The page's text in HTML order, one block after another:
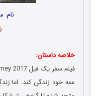
نام:
خلاصه داستان:
عمه خود زندگی کند. اما